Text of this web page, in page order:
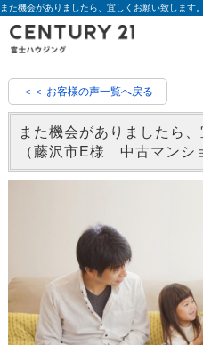
＜＜ お客様の声一覧へ戻る
また機会がありましたら
（藤沢市E様 中古マンシ